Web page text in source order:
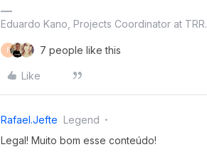
Eduardo Kano, Projects Coordinator at TRR.
F 7 people like this
Like
Rafael.jefte Legend
Legal! Muito bom esse conteúdo!